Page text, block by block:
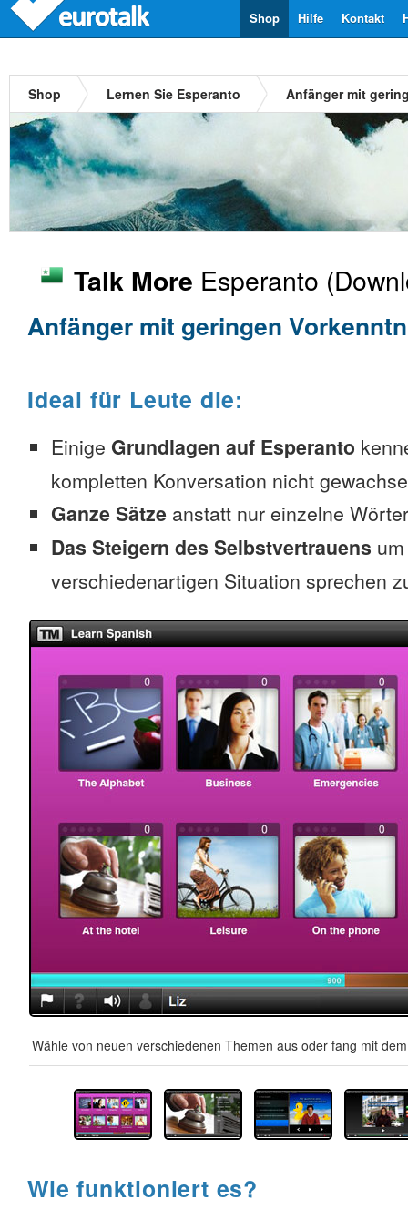
Kontakt
Hilfe
Shop
Shop Lernen Sie Esperanto Anfänger mit
Talk More Esperanto
Anfänger mit geringen
Ideal für Leute die:
Einige Grundlagen auf Esperanto
kompletten Konversation nicht
Ganze Sätze anstatt nur einzelne
Das Steigern des Selbstvertrauens
verschiedenartigen Situation sprechen
Wähle von neuen verschiedenen Themen aus oder fang mit
Wie funktioniert es?